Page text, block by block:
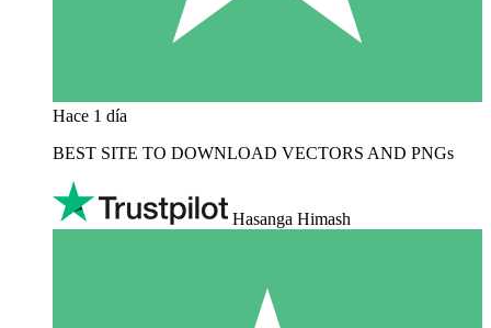
Hace 1 día
BEST SITE TO DOWNLOAD VECTORS AND PNGs
Hasanga Himash